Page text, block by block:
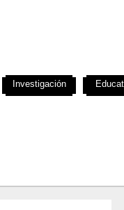
Investigación